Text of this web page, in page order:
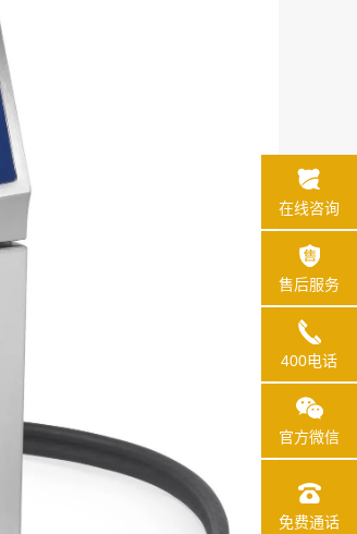
在线咨询
售后服务
400电话
官方微信
免费通话